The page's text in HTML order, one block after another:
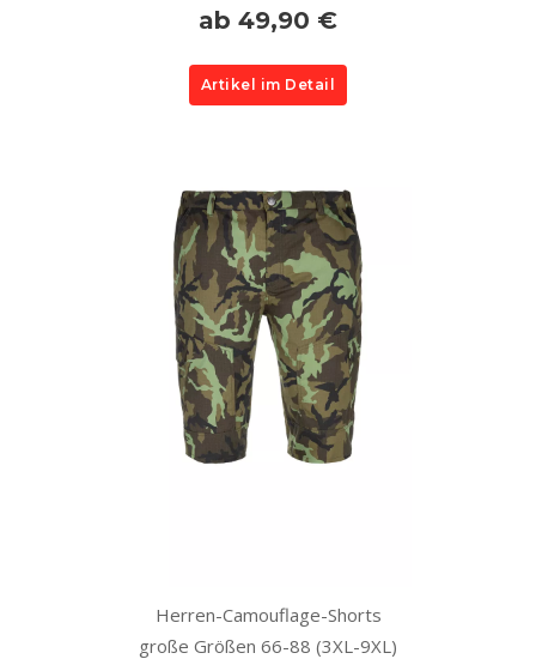
ab 49,90 €
Artikel im Detail
Herren-Camouflage-Shorts
große Größen 66-88 (3XL-9XL)